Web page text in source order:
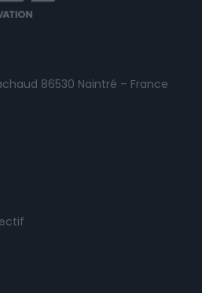
86530 Naintré – France